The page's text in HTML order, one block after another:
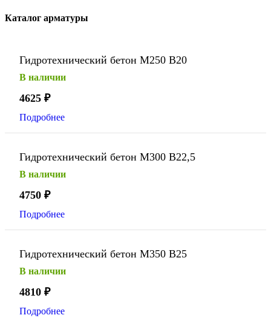
Каталог арматуры
Гидротехнический бетон М250 В20
В наличии
4625 ₽
Подробнее
Гидротехнический бетон М300 В22,5
В наличии
4750 ₽
Подробнее
Гидротехнический бетон М350 В25
В наличии
4810 ₽
Подробнее